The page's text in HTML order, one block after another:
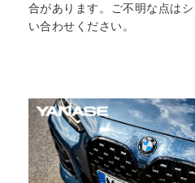
合があります。ご不明な点は
い合わせください。